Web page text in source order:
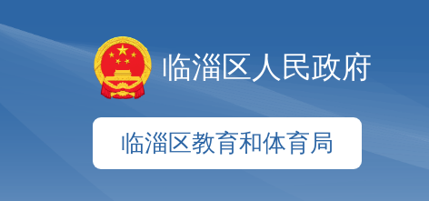
临淄区人民政府
临淄区教育和体育局